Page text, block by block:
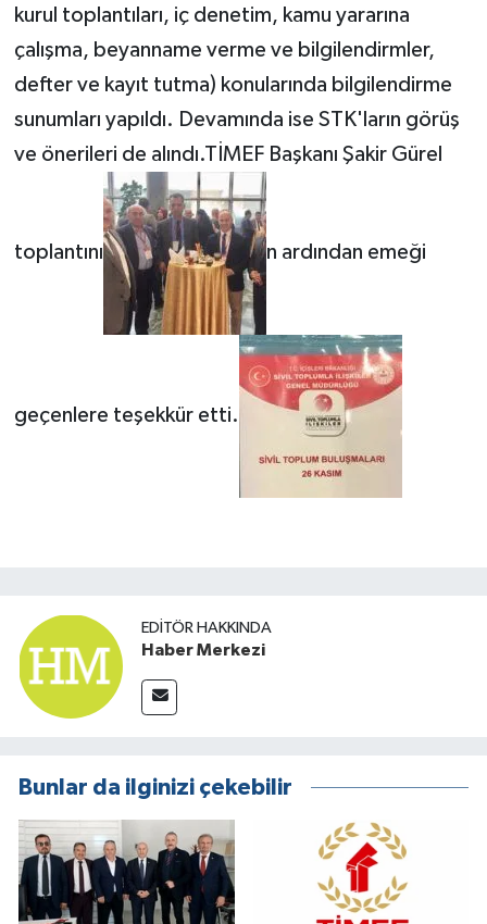
kurul toplantıları, iç denetim, kamu yararına
çalışma, beyanname verme ve bilgilendirmler,
defter ve kayıt tutma) konularında bilgilendirme
sunumları yapıldı. Devamında ise STK'ların görüş
ve önerileri de alındı.TİMEF Başkanı Şakir Gürel
toplantını n ardından emeği
geçenlere teşekkür etti.
EDITÖR HAKKINDA
Haber Merkezi
Bunlar da ilginizi çekebilir